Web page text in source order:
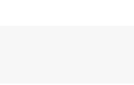
игры собаки, тем больше